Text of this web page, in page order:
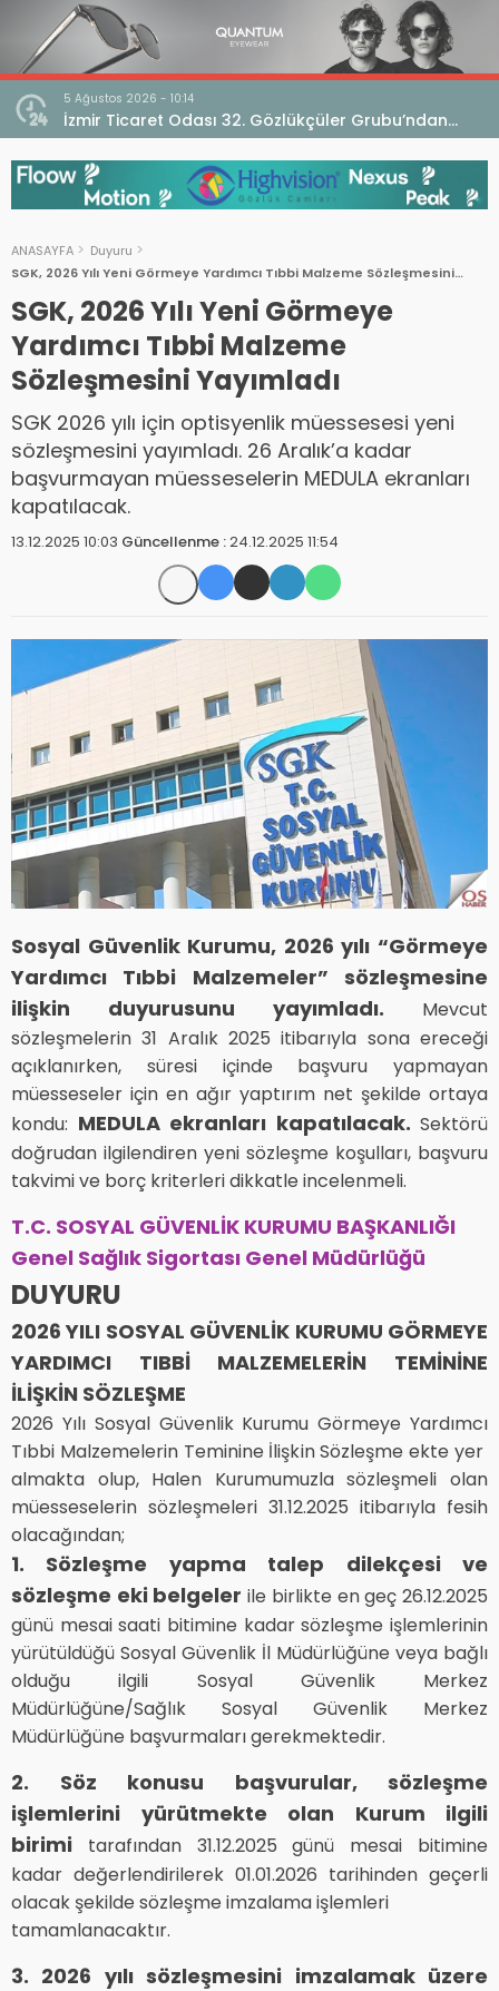
5 Ağustos 2026 - 10:14
İzmir Ticaret Odası 32. Gözlükçüler Grubu’ndan
TEBD II DigitaliSME Dijital Dönüşüm Projesi açıklaması
ANASAYFA
Duyuru
SGK, 2026 Yılı Yeni Görmeye Yardımcı Tıbbi Malzeme Sözleşmesini
SGK, 2026 Yılı Yeni Görmeye
Yardımcı Tıbbi Malzeme
Sözleşmesini Yayımladı
SGK 2026 yılı için optisyenlik müessesesi yeni
sözleşmesini yayımladı. 26 Aralık’a kadar
başvurmayan müesseselerin MEDULA ekranları
kapatılacak.
13.12.2025 10:03 Güncellenme :24.12.2025 11:54
Sosyal Güvenlik Kurumu, 2026 yılı “Görmeye
Yardımcı Tıbbi Malzemeler” sözleşmesine
ilişkin duyurusunu yayımladı. Mevcut
sözleşmelerin 31 Aralık 2025 itibarıyla sona ereceği
açıklanırken, süresi içinde başvuru yapmayan
müesseseler için en ağır yaptırım net şekilde ortaya
kondu: MEDULA ekranları kapatılacak. Sektörü
doğrudan ilgilendiren yeni sözleşme koşulları, başvuru
takvimi ve borç kriterleri dikkatle incelenmeli.
T.C. SOSYAL GÜVENLİK KURUMU BAŞKANLIĞI
Genel Sağlık Sigortası Genel Müdürlüğü
DUYURU
2026 YILI SOSYAL GÜVENLİK KURUMU GÖRMEYE
YARDIMCI TIBBİ MALZEMELERİN TEMİNİNE
İLİŞKİN SÖZLEŞME
2026 Yılı Sosyal Güvenlik Kurumu Görmeye Yardımcı
Tıbbi Malzemelerin Teminine İlişkin Sözleşme ekte yer
almakta olup, Halen Kurumumuzla sözleşmeli olan
müesseselerin sözleşmeleri 31.12.2025 itibarıyla fesih
olacağından;
1. Sözleşme yapma talep dilekçesi ve
sözleşme eki belgeler ile birlikte en geç 26.12.2025
günü mesai saati bitimine kadar sözleşme işlemlerinin
yürütüldüğü Sosyal Güvenlik İl Müdürlüğüne veya bağlı
olduğu ilgili Sosyal Güvenlik Merkez
Müdürlüğüne/Sağlık Sosyal Güvenlik Merkez
Müdürlüğüne başvurmaları gerekmektedir.
2. Söz konusu başvurular, sözleşme
işlemlerini yürütmekte olan Kurum ilgili
birimi tarafından 31.12.2025 günü mesai bitimine
kadar değerlendirilerek 01.01.2026 tarihinden geçerli
olacak şekilde sözleşme imzalama işlemleri
tamamlanacaktır.
3. 2026 yılı sözleşmesini imzalamak üzere